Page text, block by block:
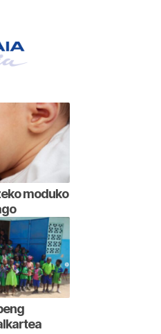
moduko